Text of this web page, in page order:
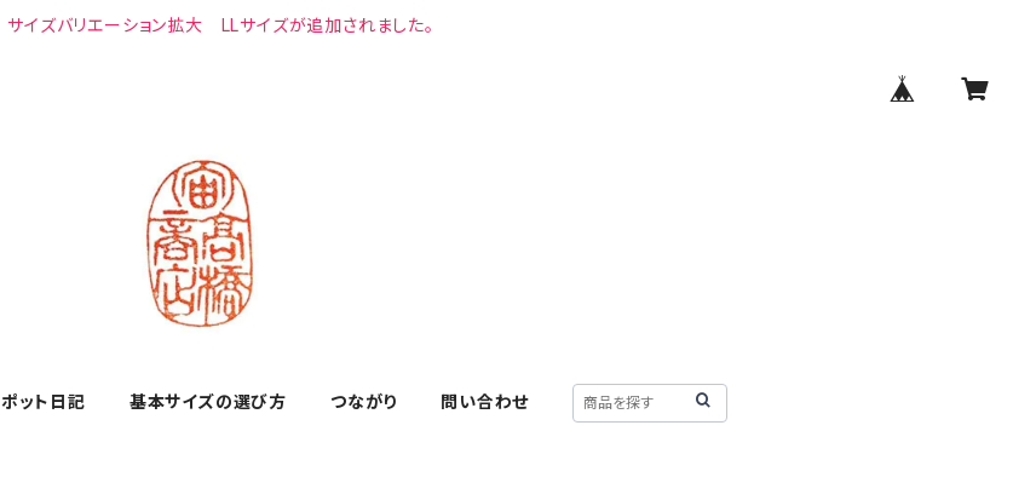
サイズバリエーション拡大 LLサイズが追加されました。
ポット日記 基本サイズの選び方 つながり 問い合わせ